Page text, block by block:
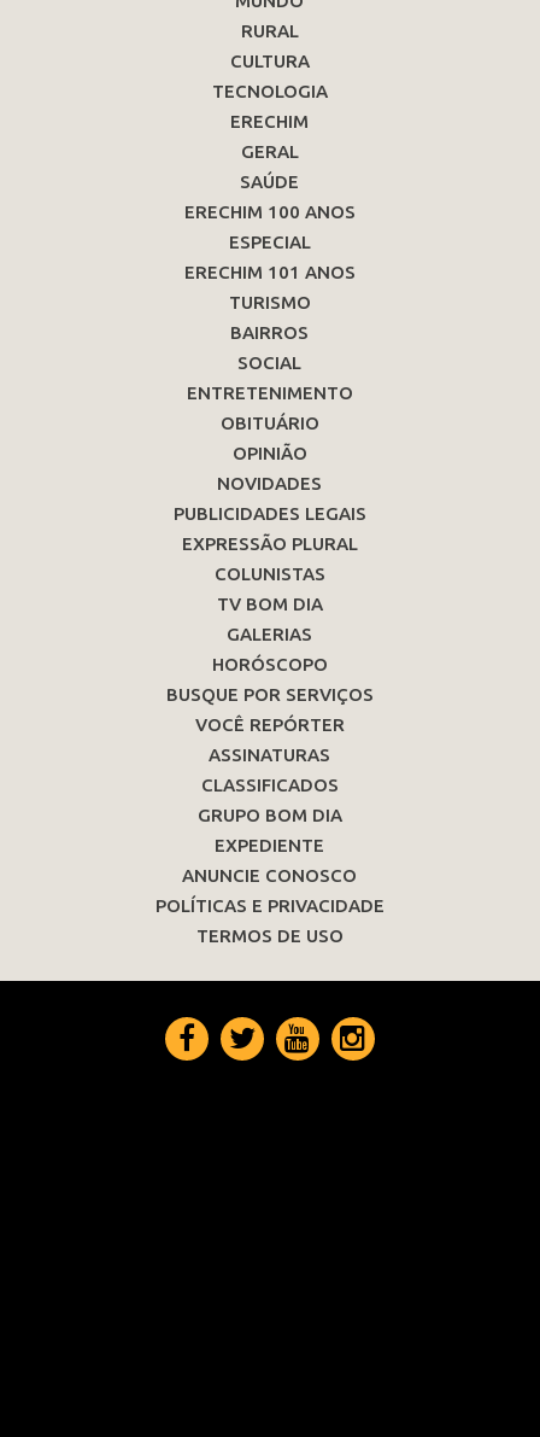
RURAL
CULTURA
TECNOLOGIA
ERECHIM
GERAL
SAÚDE
ERECHIM 100 ANOS
ESPECIAL
ERECHIM 101 ANOS
TURISMO
BAIRROS
SOCIAL
ENTRETENIMENTO
OBITUÁRIO
OPINIÃO
NOVIDADES
PUBLICIDADES LEGAIS
EXPRESSÃO PLURAL
COLUNISTAS
TV BOM DIA
GALERIAS
HORÓSCOPO
BUSQUE POR SERVIÇOS
VOCÊ REPÓRTER
ASSINATURAS
CLASSIFICADOS
GRUPO BOM DIA
EXPEDIENTE
ANUNCIE CONOSCO
POLÍTICAS E PRIVACIDADE
TERMOS DE USO